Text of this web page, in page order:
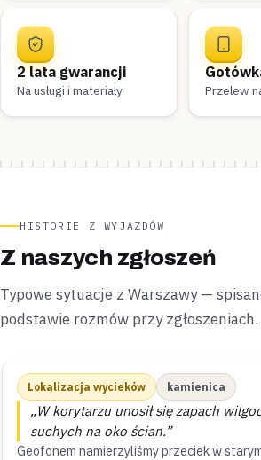
2 lata gwarancji
Na usługi i materiały Przelew
HISTORIE Z WYJAZDÓW
Z naszych zgłoszeń
Typowe sytuacje z Warszawy —
podstawie rozmów przy zgłoszeniach.
Lokalizacja wycieków kamienica
„W korytarzu unosił się zapach
suchych na oko ścian.”
Geofonem namierzyliśmy przeciek w